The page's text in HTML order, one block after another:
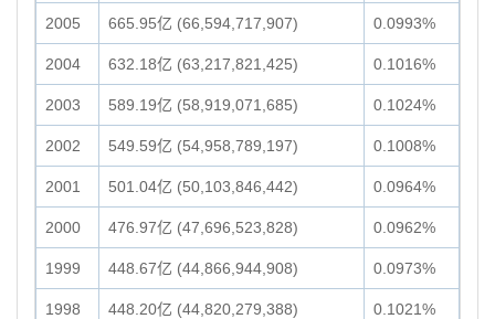
2005 665.95亿 (66,594,717,907) 0.0993%
2004 632.18亿 (63,217,821,425) 0.1016%
2003 589.19亿 (58,919,071,685) 0.1024%
2002 549.59亿 (54,958,789,197) 0.1008%
2001 501.04亿 (50,103,846,442) 0.0964%
2000 476.97亿 (47,696,523,828) 0.0962%
1999 448.67亿 (44,866,944,908) 0.0973%
1998 448.20亿 (44,820,279,388) 0.1021%